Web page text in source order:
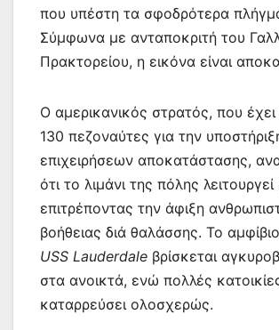
που υπέστη τα σφοδρότερα
Σύμφωνα με ανταποκριτή του
Πρακτορείου, η εικόνα είναι
Ο αμερικανικός στρατός, που έχει
130 πεζοναύτες για την
επιχειρήσεων αποκατάστασης,
ότι το λιμάνι της πόλης
επιτρέποντας την άφιξη
βοήθειας διά θαλάσσης. Το
USS Lauderdale βρίσκεται
στα ανοικτά, ενώ πολλές
καταρρεύσει ολοσχερώς.